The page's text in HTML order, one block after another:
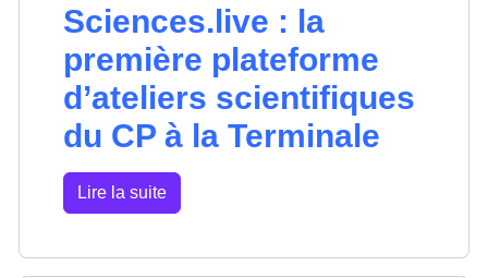
Sciences.live : la
première plateforme
d’ateliers scientifiques
du CP à la Terminale
Lire la suite